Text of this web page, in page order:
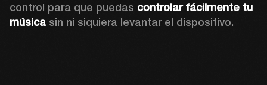
control para que puedas controlar fácilmente tu
música sin ni siquiera levantar el dispositivo.